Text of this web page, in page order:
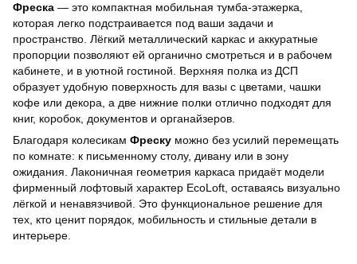
Фреска — это компактная мобильная тумба-этажерка,
которая легко подстраивается под ваши задачи и
пространство. Лёгкий металлический каркас и аккуратные
пропорции позволяют ей органично смотреться и в рабочем
кабинете, и в уютной гостиной. Верхняя полка из ДСП
образует удобную поверхность для вазы с цветами, чашки
кофе или декора, а две нижние полки отлично подходят для
книг, коробок, документов и органайзеров.
Благодаря колесикам Фреску можно без усилий перемещать
по комнате: к письменному столу, дивану или в зону
ожидания. Лаконичная геометрия каркаса придаёт модели
фирменный лофтовый характер EcoLoft, оставаясь визуально
лёгкой и ненавязчивой. Это функциональное решение для
тех, кто ценит порядок, мобильность и стильные детали в
интерьере.